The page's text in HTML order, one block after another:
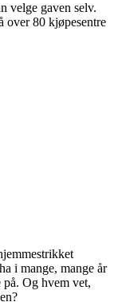
velge gaven selv.
over 80 kjøpesentre
i mange, mange år
på. Og hvem vet,